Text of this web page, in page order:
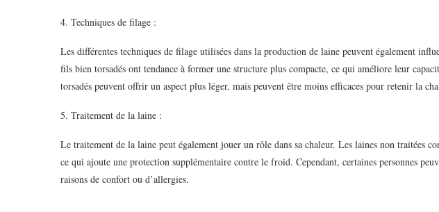
4. Techniques de filage :
Les différentes techniques de filage utilisées dans la production de laine peuvent également
fils bien torsadés ont tendance à former une structure plus compacte, ce qui améliore leur
torsadés peuvent offrir un aspect plus léger, mais peuvent être moins efficaces pour retenir la
5. Traitement de la laine :
Le traitement de la laine peut également jouer un rôle dans sa chaleur. Les laines non traitées
ce qui ajoute une protection supplémentaire contre le froid. Cependant, certaines personnes
raisons de confort ou d’allergies.